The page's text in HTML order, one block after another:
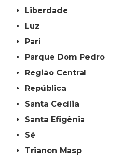
Liberdade
Luz
Pari
Parque Dom Pedro
Região Central
República
Santa Cecília
Santa Efigênia
Sé
Trianon Masp